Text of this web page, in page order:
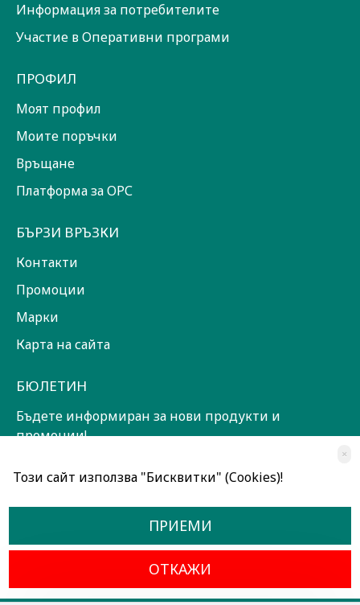
Информация за потребителите
Участие в Оперативни програми
ПРОФИЛ
Моят профил
Моите поръчки
Връщане
Платформа за ОРС
БЪРЗИ ВРЪЗКИ
Контакти
Промоции
Марки
Карта на сайта
БЮЛЕТИН
Бъдете информиран за нови продукти и
промоции!
Прочетох и съм съгласен сОбщи условия
×
Този сайт използва "Бисквитки" (Cookies)!
ПРИЕМИ
ОТКАЖИ